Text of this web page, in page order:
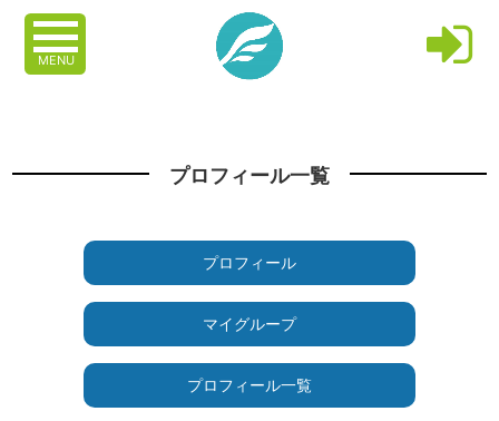
MENU
プロフィール一覧
プロフィール
マイグループ
プロフィール一覧